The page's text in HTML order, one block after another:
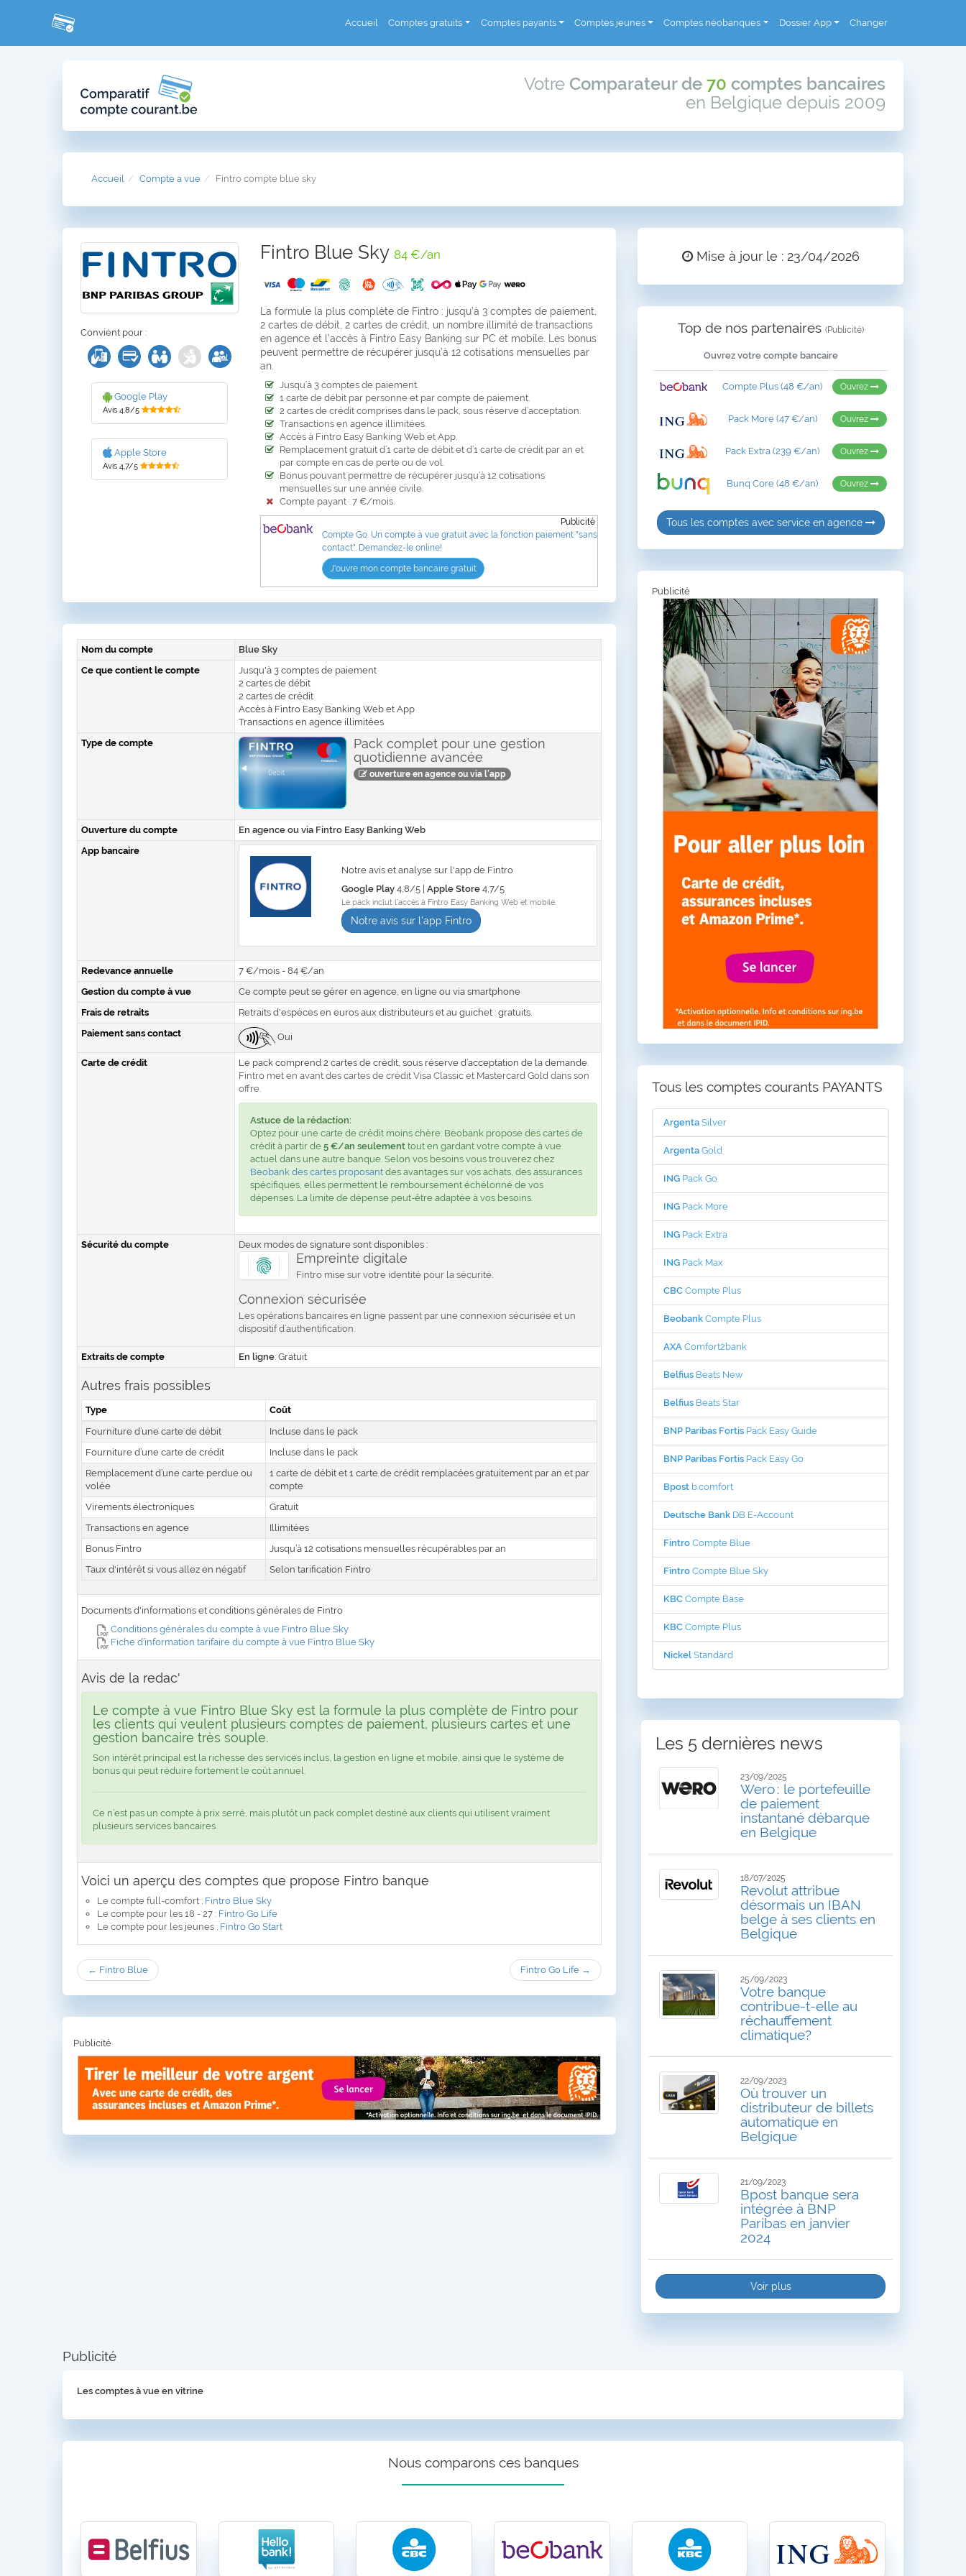
Accueil Comptes gratuits Comptes payants Comptes jeunes Comptes néobanques Dossier App Changer
Votre Comparateur de 70 comptes bancaires
en Belgique depuis 2009
Accueil Compte a vue Fintro compte blue sky
Convient pour :
Google Play
Avis 4,8/5
Apple Store
Avis 4,7/5
Fintro Blue Sky 84 €/an
La formule la plus complète de Fintro : jusqu’à 3 comptes de paiement,
2 cartes de débit, 2 cartes de crédit, un nombre illimité de transactions
en agence et l’accès à Fintro Easy Banking sur PC et mobile. Les bonus
peuvent permettre de récupérer jusqu’à 12 cotisations mensuelles par
an.
Jusqu’à 3 comptes de paiement.
1 carte de débit par personne et par compte de paiement.
2 cartes de crédit comprises dans le pack, sous réserve d’acceptation.
Transactions en agence illimitées.
Accès à Fintro Easy Banking Web et App.
Remplacement gratuit d’1 carte de débit et d’1 carte de crédit par an et
par compte en cas de perte ou de vol.
Bonus pouvant permettre de récupérer jusqu’à 12 cotisations
mensuelles sur une année civile.
Compte payant : 7 €/mois.
Publicité
Compte Go. Un compte à vue gratuit avec la fonction paiement "sans
contact". Demandez-le online!
J'ouvre mon compte bancaire gratuit
Nom du compte
Blue Sky
Ce que contient le compte
Jusqu'à 3 comptes de paiement
2 cartes de débit
2 cartes de crédit
Accès à Fintro Easy Banking Web et App
Transactions en agence illimitées
Type de compte
Pack complet pour une gestion
quotidienne avancée
ouverture en agence ou via l’app
Ouverture du compte
En agence ou via Fintro Easy Banking Web
App bancaire
Notre avis et analyse sur l'app de Fintro
Google Play 4,8/5 |Apple Store 4,7/5
Le pack inclut l’accès à Fintro Easy Banking Web et mobile.
Notre avis sur l'app Fintro
Redevance annuelle
7 €/mois - 84 €/an
Gestion du compte à vue
Ce compte peut se gérer en agence, en ligne ou via smartphone
Frais de retraits
Retraits d'espèces en euros aux distributeurs et au guichet : gratuits.
Paiement sans contact
Oui
Carte de crédit
Le pack comprend 2 cartes de crédit, sous réserve d’acceptation de la demande.
Fintro met en avant des cartes de crédit Visa Classic et Mastercard Gold dans son
offre.
Astuce de la rédaction:
Optez pour une carte de crédit moins chère: Beobank propose des cartes de
crédit à partir de 5 €/an seulement tout en gardant votre compte à vue
actuel dans une autre banque. Selon vos besoins vous trouverez chez
Beobank des cartes proposant des avantages sur vos achats, des assurances
spécifiques, elles permettent le remboursement échélonné de vos
dépenses. La limite de dépense peut-être adaptée à vos besoins.
Sécurité du compte Deux modes de signature sont disponibles :
Empreinte digitale
Fintro mise sur votre identité pour la sécurité.
Connexion sécurisée
Les opérations bancaires en ligne passent par une connexion sécurisée et un
dispositif d’authentification.
Extraits de compte En ligne: Gratuit
Autres frais possibles
Type
Coût
Fourniture d’une carte de débit
Incluse dans le pack
Fourniture d’une carte de crédit
Incluse dans le pack
Remplacement d’une carte perdue ou
volée
1 carte de débit et 1 carte de crédit remplacées gratuitement par an et par
compte
Virements électroniques
Gratuit
Transactions en agence
Illimitées
Bonus Fintro
Jusqu’à 12 cotisations mensuelles récupérables par an
Taux d'intérêt si vous allez en négatif
Selon tarification Fintro
Documents d'informations et conditions générales de Fintro
Conditions générales du compte à vue Fintro Blue Sky
Fiche d’information tarifaire du compte à vue Fintro Blue Sky
Avis de la redac'
Le compte à vue Fintro Blue Sky est la formule la plus complète de Fintro pour
les clients qui veulent plusieurs comptes de paiement, plusieurs cartes et une
gestion bancaire très souple.
Son intérêt principal est la richesse des services inclus, la gestion en ligne et mobile, ainsi que le système de
bonus qui peut réduire fortement le coût annuel.
Ce n’est pas un compte à prix serré, mais plutôt un pack complet destiné aux clients qui utilisent vraiment
plusieurs services bancaires.
Voici un aperçu des comptes que propose Fintro banque
Le compte full-comfort : Fintro Blue Sky
Le compte pour les 18 - 27 : Fintro Go Life
Le compte pour les jeunes : Fintro Go Start
← Fintro Blue Fintro Go Life →
Publicité
Mise à jour le : 23/04/2026
Top de nos partenaires (Publicité)
Ouvrez votre compte bancaire
Compte Plus (48 €/an) Ouvrez
Pack More (47 €/an) Ouvrez
Pack Extra (239 €/an) Ouvrez
Bunq Core (48 €/an) Ouvrez
Tous les comptes avec service en agence
Publicité
Tous les comptes courants PAYANTS
Argenta Silver
Argenta Gold
ING Pack Go
ING Pack More
ING Pack Extra
ING Pack Max
CBC Compte Plus
Beobank Compte Plus
AXA Comfort2bank
Belfius Beats New
Belfius Beats Star
BNP Paribas Fortis Pack Easy Guide
BNP Paribas Fortis Pack Easy Go
Bpost b.comfort
Deutsche Bank DB E-Account
Fintro Compte Blue
Fintro Compte Blue Sky
KBC Compte Base
KBC Compte Plus
Nickel Standard
Les 5 dernières news
23/09/2025
Wero : le portefeuille
de paiement
instantané débarque
en Belgique
18/07/2025
Revolut attribue
désormais un IBAN
belge à ses clients en
Belgique
25/09/2023
Votre banque
contribue-t-elle au
réchauffement
climatique?
22/09/2023
Où trouver un
distributeur de billets
automatique en
Belgique
21/09/2023
Bpost banque sera
intégrée à BNP
Paribas en janvier
2024
Voir plus
Publicité
Les comptes à vue en vitrine
Nous comparons ces banques